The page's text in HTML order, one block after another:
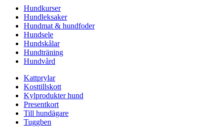
Hundkurser
Hundleksaker
Hundmat & hundfoder
Hundsele
Hundskålar
Hundträning
Hundvård
Kattprylar
Kosttillskott
Kylprodukter hund
Presentkort
Till hundägare
Tuggben